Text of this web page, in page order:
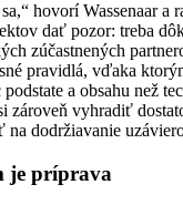
hovorí Wassenaar a
dať pozor: treba
zúčastnených
pravidlá, vďaka
a obsahu než
zároveň vyhradiť
na dodržiavanie
je príprava